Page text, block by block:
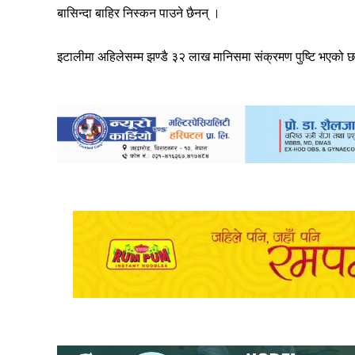
बासिन्दा बाहिर निस्कन पाउने छैनन् ।
इटालीमा अहिलेसम्म झण्डै ३२ लाख मानिसमा संक्रमण पुष्टि भएको